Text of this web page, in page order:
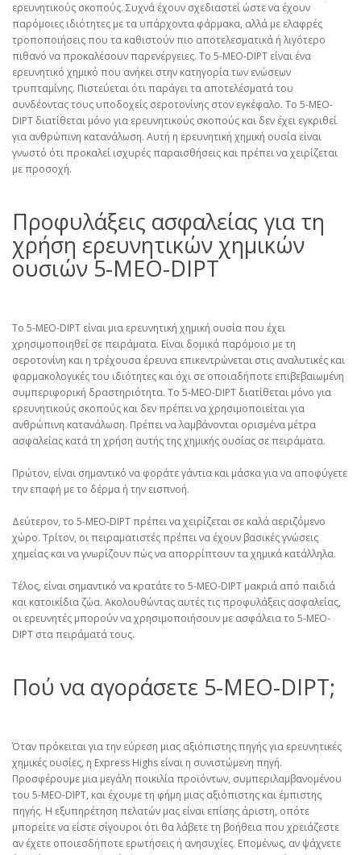
ερευνητικούς σκοπούς. Συχνά έχουν σχεδιαστεί ώστε να έχουν
παρόμοιες ιδιότητες με τα υπάρχοντα φάρμακα, αλλά με ελαφρές
τροποποιήσεις που τα καθιστούν πιο αποτελεσματικά ή λιγότερο
πιθανό να προκαλέσουν παρενέργειες. Το 5-MEO-DIPT είναι ένα
ερευνητικό χημικό που ανήκει στην κατηγορία των ενώσεων
τρυπταμίνης. Πιστεύεται ότι παράγει τα αποτελέσματά του
συνδέοντας τους υποδοχείς σεροτονίνης στον εγκέφαλο. Το 5-MEO-
DIPT διατίθεται μόνο για ερευνητικούς σκοπούς και δεν έχει εγκριθεί
για ανθρώπινη κατανάλωση. Αυτή η ερευνητική χημική ουσία είναι
γνωστό ότι προκαλεί ισχυρές παραισθήσεις και πρέπει να χειρίζεται
με προσοχή.
Προφυλάξεις ασφαλείας για τη
χρήση ερευνητικών χημικών
ουσιών 5-MEO-DIPT
Το 5-MEO-DIPT είναι μια ερευνητική χημική ουσία που έχει
χρησιμοποιηθεί σε πειράματα. Είναι δομικά παρόμοιο με τη
σεροτονίνη και η τρέχουσα έρευνα επικεντρώνεται στις αναλυτικές και
φαρμακολογικές του ιδιότητες και όχι σε οποιαδήποτε επιβεβαιωμένη
συμπεριφορική δραστηριότητα. Το 5-MEO-DIPT διατίθεται μόνο για
ερευνητικούς σκοπούς και δεν πρέπει να χρησιμοποιείται για
ανθρώπινη κατανάλωση. Πρέπει να λαμβάνονται ορισμένα μέτρα
ασφαλείας κατά τη χρήση αυτής της χημικής ουσίας σε πειράματα.
Πρώτον, είναι σημαντικό να φοράτε γάντια και μάσκα για να αποφύγετε
την επαφή με το δέρμα ή την εισπνοή.
Δεύτερον, το 5-MEO-DIPT πρέπει να χειρίζεται σε καλά αεριζόμενο
χώρο. Τρίτον, οι πειραματιστές πρέπει να έχουν βασικές γνώσεις
χημείας και να γνωρίζουν πώς να απορρίπτουν τα χημικά κατάλληλα.
Τέλος, είναι σημαντικό να κρατάτε το 5-MEO-DIPT μακριά από παιδιά
και κατοικίδια ζώα. Ακολουθώντας αυτές τις προφυλάξεις ασφαλείας,
οι ερευνητές μπορούν να χρησιμοποιήσουν με ασφάλεια το 5-MEO-
DIPT στα πειράματά τους.
Πού να αγοράσετε 5-MEO-DIPT;
Όταν πρόκειται για την εύρεση μιας αξιόπιστης πηγής για ερευνητικές
χημικές ουσίες, η Express Highs είναι η συνιστώμενη πηγή.
Προσφέρουμε μια μεγάλη ποικιλία προϊόντων, συμπεριλαμβανομένου
του 5-MEO-DIPT, και έχουμε τη φήμη μιας αξιόπιστης και έμπιστης
πηγής. Η εξυπηρέτηση πελατών μας είναι επίσης άριστη, οπότε
μπορείτε να είστε σίγουροι ότι θα λάβετε τη βοήθεια που χρειάζεστε
αν έχετε οποιεσδήποτε ερωτήσεις ή ανησυχίες. Επομένως, αν ψάχνετε